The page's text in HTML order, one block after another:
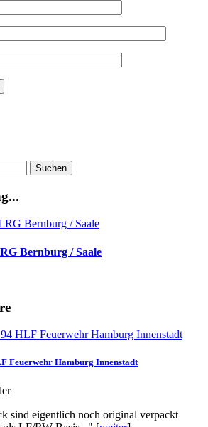
Bernburg / Saale
Feuerwehr Hamburg Innenstadt
sind eigentlich noch original verpackt